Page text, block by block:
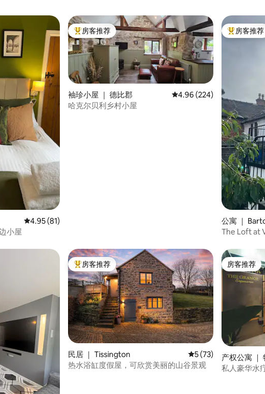
评价
平均评分 4.95 分（满分 5 分），共 81 条评价
4.95 (81)
小屋
热门「房客推荐」
房客推荐
袖珍小屋 ｜ 德比郡 平均评分 4.96 分（满分 5
4.96 (224)
哈克尔贝利乡村小屋
热门「房客
房客推荐
公寓 ｜
ood
The Loft at
热门「房客推荐」
房客推荐
民居 ｜ Tissington 平均评分 5 分（满分 5
5 (73)
热水浴缸度假屋，可欣赏美丽的山谷景观
房客推荐
房客推荐
产权公寓 ｜
私人豪华水